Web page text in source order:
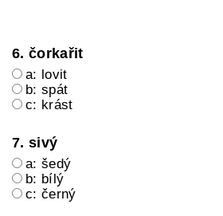
6. čorkařit
a: lovit
b: spát
c: krást
7. sivý
a: šedý
b: bílý
c: černý